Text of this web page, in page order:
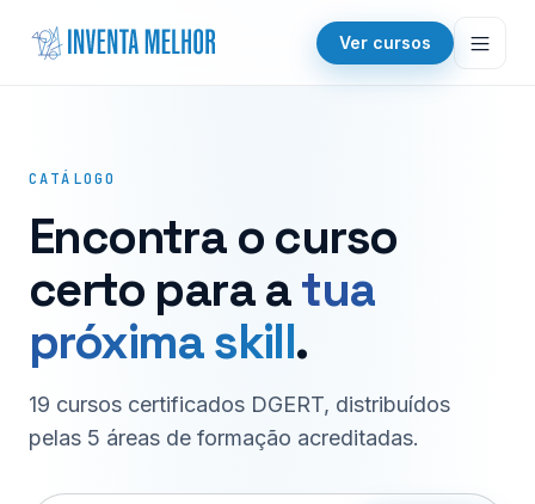
Saltar para o conteúdo Ver cursos
CATÁLOGO
Encontra o curso
certo para atua
próxima skill.
19 cursos certificados DGERT, distribuídos
pelas 5 áreas de formação acreditadas.